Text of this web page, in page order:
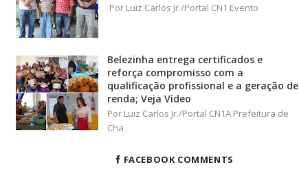
Por Luiz Carlos Jr./Portal CN1 Evento
Belezinha entrega certificados e
reforça compromisso com a
qualificação profissional e a geração de
renda; Veja Vídeo
Por Luiz Carlos Jr./Portal CN1A Prefeitura de
Cha
FACEBOOK COMMENTS